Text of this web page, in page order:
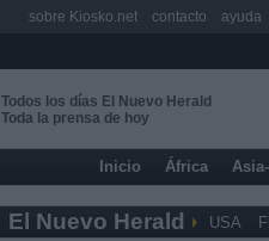
Todos los días El Nuevo Herald
Toda la prensa de hoy
Inicio África
El Nuevo Herald USA
sobre Kiosko.net contacto ayuda